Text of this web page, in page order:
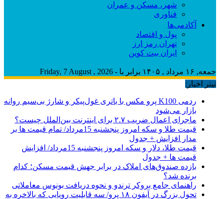
شهر، مسکن و عمران
فناوری
آکادمی‌ها
پول و اقتصاد
تهران رمز ارز
ایران بیت کوین
جمعه, ۱۶ مرداد , ۱۴۰۵ برابر با - Friday, 7 August , 2026
تیتر اخبار:
ردمی K100 پرو مکس با باتری غول‌پیکر و شارژ بی‌سیم روانه
بازار می‌شود
ماجرای اعمال ضریب ۲.۷ برای اینترنت بین‌الملل چیست؟
قیمت طلا و سکه امروز پنجشنبه 15مرداد/ تمام قیمت ها بر
مدار افزایش + جدول
قیمت طلا، دلار و سکه امروز پنجشنبه 15مرداد/ افزایش
قیمت ها + جدول
بازده صندوق‌های املاک در برابر جهش قیمت مسکن؛ کدام
برنده شد؟
راهنمای جامع بروکر ترندو و نحوه دریافت بونوس معاملاتی
تحول بزرگ در آیفون ۱۸ پرو/ سه قابلیت رویایی که بالاخره به